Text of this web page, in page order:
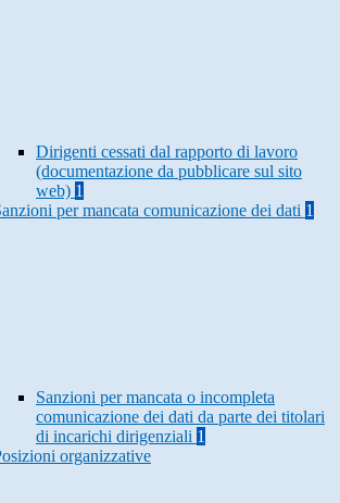
Dirigenti cessati dal rapporto di lavoro
(documentazione da pubblicare sul sito
web) 1
per mancata comunicazione dei dati 1
Sanzioni per mancata o incompleta
comunicazione dei dati da parte dei titolari
di incarichi dirigenziali 1
organizzative